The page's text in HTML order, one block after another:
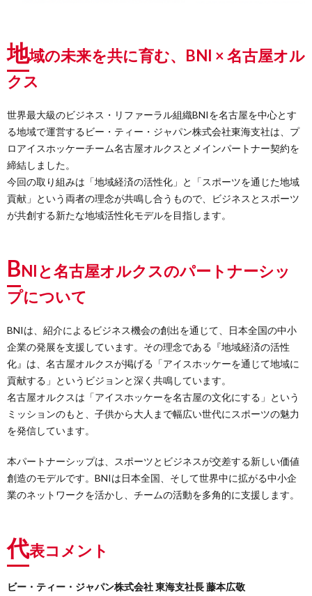
地域の未来を共に育む、BNI × 名古屋オル
クス
世界最大級のビジネス・リファーラル組織BNIを名古屋を中心とす
る地域で運営するビー・ティー・ジャパン株式会社東海支社は、プ
ロアイスホッケーチーム名古屋オルクスとメインパートナー契約を
締結しました。
今回の取り組みは「地域経済の活性化」と「スポーツを通じた地域
貢献」という両者の理念が共鳴し合うもので、ビジネスとスポーツ
が共創する新たな地域活性化モデルを目指します。
BNIと名古屋オルクスのパートナーシッ
プについて
BNIは、紹介によるビジネス機会の創出を通じて、日本全国の中小
企業の発展を支援しています。その理念である『地域経済の活性
化』は、名古屋オルクスが掲げる「アイスホッケーを通じて地域に
貢献する」というビジョンと深く共鳴しています。
名古屋オルクスは「アイスホッケーを名古屋の文化にする」という
ミッションのもと、子供から大人まで幅広い世代にスポーツの魅力
を発信しています。
本パートナーシップは、スポーツとビジネスが交差する新しい価値
創造のモデルです。BNIは日本全国、そして世界中に拡がる中小企
業のネットワークを活かし、チームの活動を多角的に支援します。
代表コメント
ビー・ティー・ジャパン株式会社 東海支社長 藤本広敬